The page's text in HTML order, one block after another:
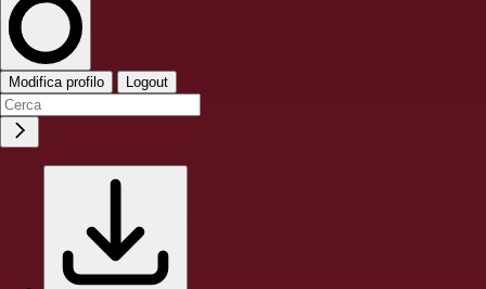
Modifica profilo Logout